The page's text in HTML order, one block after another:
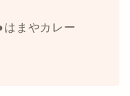
まやカレー